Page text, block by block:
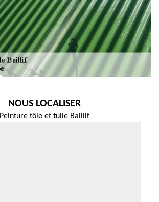
NOUS LOCALISER
Peinture tôle et tuile Baillif